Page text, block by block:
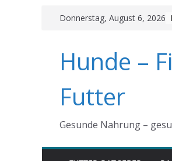
Donnerstag, August 6, 2026
Hunde –
Futter
Gesunde Nahrung –